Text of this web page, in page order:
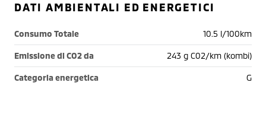
DATI AMBIENTALI ED ENERGETICI
Consumo Totale 10.5 l/100km
Emissione di CO2 da 243 g C02/km (kombi)
Categoria energetica G